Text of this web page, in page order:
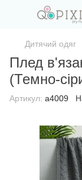
Дитячий одяг
Плед
(Темно-
Артикул: а4009